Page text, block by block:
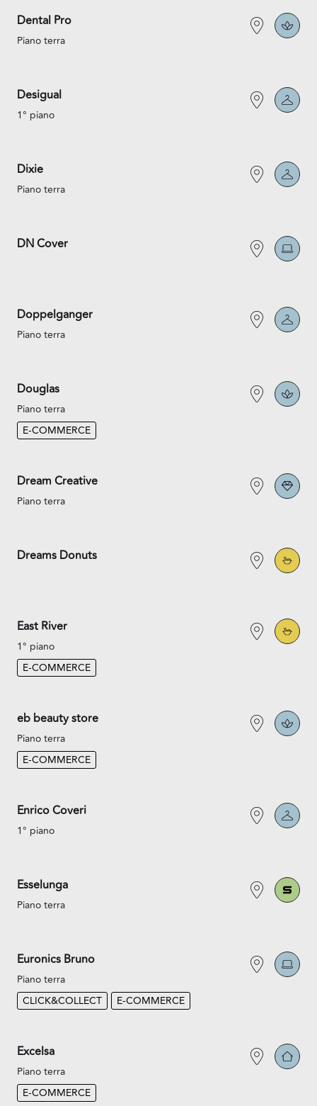
Dental Pro
Piano terra
Desigual
1° piano
Dixie
Piano terra
DN Cover
Doppelganger
Piano terra
Douglas
Piano terra
E-COMMERCE
Dream Creative
Piano terra
Dreams Donuts
East River
1° piano
E-COMMERCE
eb beauty store
Piano terra
E-COMMERCE
Enrico Coveri
1° piano
Esselunga
Piano terra
Euronics Bruno
Piano terra
CLICK&COLLECT
E-COMMERCE
Excelsa
Piano terra
E-COMMERCE